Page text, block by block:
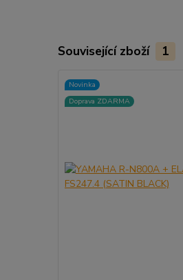
Související zboží 1
Novinka
Doprava ZDARMA